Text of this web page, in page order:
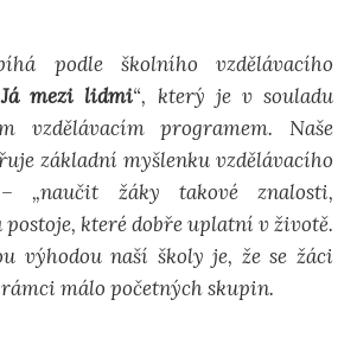
á
n
í
podle školního vzdělávacího
Já mezi lidmi“, který je v souladu
vzdělávacím programem. Naše
základní myšlenku vzdělávacího
„naučit žáky takové znalosti,
postoje, které dobře uplatní v životě.
výhodou naší školy je, že se žáci
málo početných skupin.